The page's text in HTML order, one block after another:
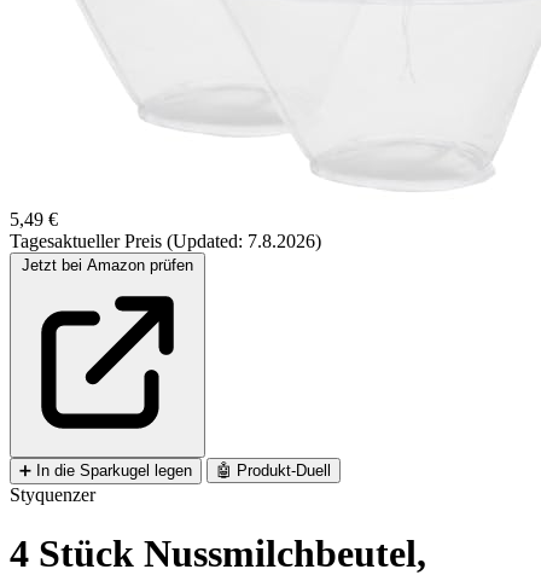
5,49 €
Tagesaktueller Preis (Updated: 7.8.2026)
➕ In die Sparkugel legen 🤖 Produkt-Duell
Styquenzer
4 Stück Nussmilchbeutel,